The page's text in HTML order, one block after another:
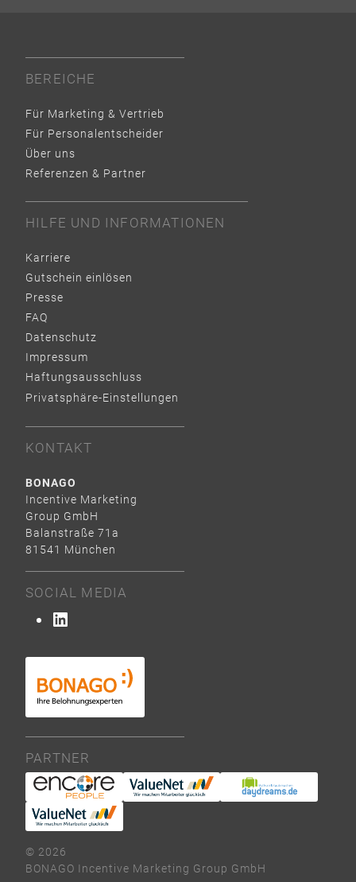
PARTNER
© 2026
BONAGO Incentive Marketing Group GmbH
BEREICHE
Für Marketing & Vertrieb
Für Personalentscheider
Über uns
Referenzen & Partner
HILFE UND INFORMATIONEN
Karriere
Gutschein einlösen
Presse
FAQ
Datenschutz
Impressum
Haftungsausschluss
Privatsphäre-Einstellungen
KONTAKT
BONAGO
Incentive Marketing
Group GmbH
Balanstraße 71a
81541 München
SOCIAL MEDIA